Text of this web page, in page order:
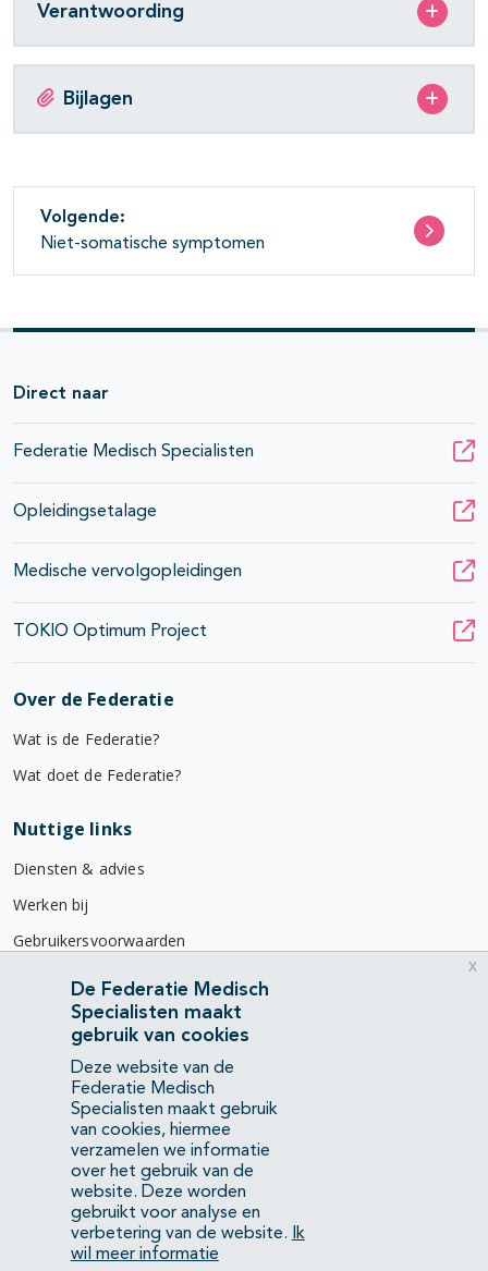
Verantwoording
Bijlagen
Volgende:
Niet-somatische symptomen
Direct naar
Federatie Medisch Specialisten
Opleidingsetalage
Medische vervolgopleidingen
TOKIO Optimum Project
Over de Federatie
Wat is de Federatie?
Wat doet de Federatie?
Nuttige links
Diensten & advies
Werken bij
Gebruikersvoorwaarden
Privacyverklaring
Contact
Mercatorlaan 1200
3528 BL Utrecht
(088) 505 34 34
info@richtlijnendatabase.nl
YouTubeLinkedIn
De Federatie Medisch
Specialisten maakt
gebruik van cookies
Deze website van de
Federatie Medisch
Specialisten maakt gebruik
van cookies, hiermee
verzamelen we informatie
over het gebruik van de
website. Deze worden
gebruikt voor analyse en
verbetering van de website.
Ik
wil meer informatie
x